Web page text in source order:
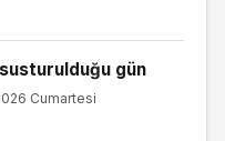
gün
Cumartesi